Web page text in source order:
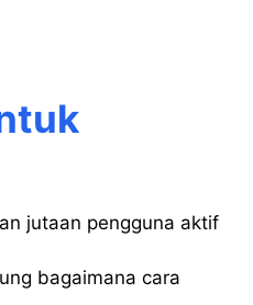
jutaan pengguna aktif
bagaimana cara